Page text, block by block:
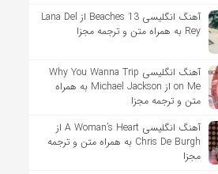
آهنگ انگلیسی 13 Beaches از Lana Del
Rey به همراه متن و ترجمه مجزا
آهنگ انگلیسی Why You Wanna Trip
on Me از Michael Jackson به همراه
متن و ترجمه مجزا
آهنگ انگلیسی A Woman’s Heart از
Chris De Burgh به همراه متن و ترجمه
مجزا